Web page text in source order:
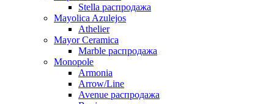
Stella распродажа
Mayolica Azulejos
Athelier
Mayor Ceramica
Marble распродажа
Monopole
Armonia
Arrow/Line
Avenue распродажа